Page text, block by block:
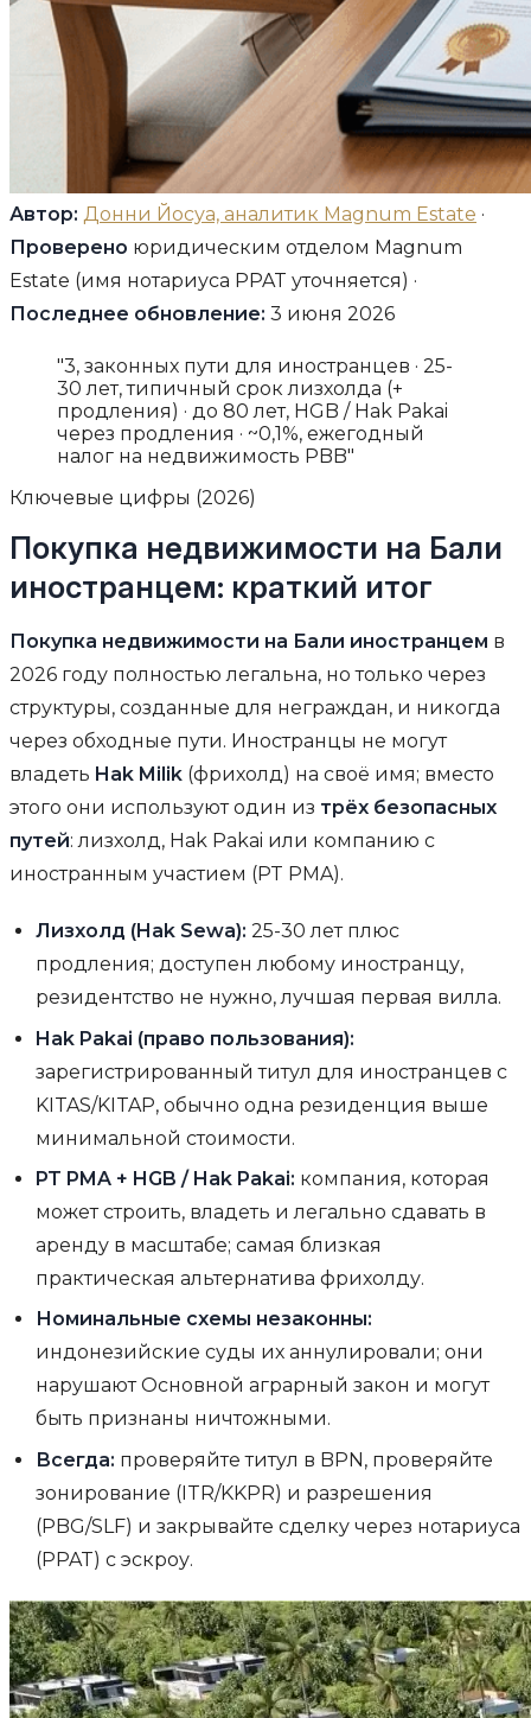
Автор: Донни Йосуа, аналитик Magnum Estate ·
Проверено юридическим отделом Magnum
Estate (имя нотариуса PPAT уточняется) ·
Последнее обновление: 3 июня 2026
"3, законных пути для иностранцев · 25-
30 лет, типичный срок лизхолда (+
продления) · до 80 лет, HGB / Hak Pakai
через продления · ~0,1%, ежегодный
налог на недвижимость PBB"
Ключевые цифры (2026)
Покупка недвижимости на Бали
иностранцем: краткий итог
Покупка недвижимости на Бали иностранцем в
2026 году полностью легальна, но только через
структуры, созданные для неграждан, и никогда
через обходные пути. Иностранцы не могут
владеть Hak Milik (фрихолд) на своё имя; вместо
этого они используют один из трёх безопасных
путей: лизхолд, Hak Pakai или компанию с
иностранным участием (PT PMA).
Лизхолд (Hak Sewa): 25-30 лет плюс
продления; доступен любому иностранцу,
резидентство не нужно, лучшая первая вилла.
Hak Pakai (право пользования):
зарегистрированный титул для иностранцев с
KITAS/KITAP, обычно одна резиденция выше
минимальной стоимости.
PT PMA + HGB / Hak Pakai: компания, которая
может строить, владеть и легально сдавать в
аренду в масштабе; самая близкая
практическая альтернатива фрихолду.
Номинальные схемы незаконны:
индонезийские суды их аннулировали; они
нарушают Основной аграрный закон и могут
быть признаны ничтожными.
Всегда: проверяйте титул в BPN, проверяйте
зонирование (ITR/KKPR) и разрешения
(PBG/SLF) и закрывайте сделку через нотариуса
(PPAT) с эскроу.